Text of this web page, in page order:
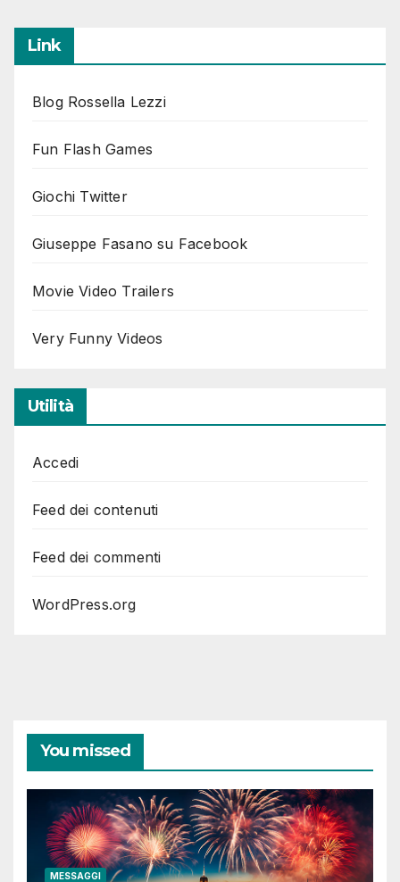
Link
Blog Rossella Lezzi
Fun Flash Games
Giochi Twitter
Giuseppe Fasano su Facebook
Movie Video Trailers
Very Funny Videos
Utilità
Accedi
Feed dei contenuti
Feed dei commenti
WordPress.org
You missed
MESSAGGI